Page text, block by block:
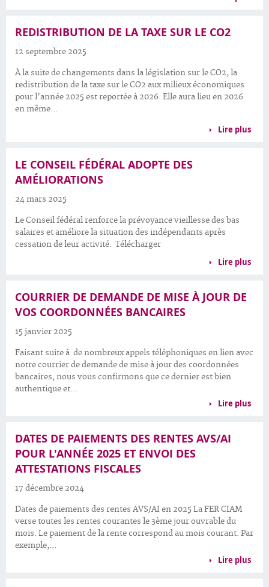
REDISTRIBUTION DE LA TAXE SUR LE CO2
12 septembre 2025
À la suite de changements dans la législation sur le CO2, la
redistribution de la taxe sur le CO2 aux milieux économiques
pour l’année 2025 est reportée à 2026. Elle aura lieu en 2026
en même...
Lire plus
LE CONSEIL FÉDÉRAL ADOPTE DES
AMÉLIORATIONS
24 mars 2025
Le Conseil fédéral renforce la prévoyance vieillesse des bas
salaires et améliore la situation des indépendants après
cessation de leur activité. Télécharger
Lire plus
COURRIER DE DEMANDE DE MISE À JOUR DE
VOS COORDONNÉES BANCAIRES
15 janvier 2025
Faisant suite à de nombreux appels téléphoniques en lien avec
notre courrier de demande de mise à jour des coordonnées
bancaires, nous vous confirmons que ce dernier est bien
authentique et...
Lire plus
DATES DE PAIEMENTS DES RENTES AVS/AI
POUR L'ANNÉE 2025 ET ENVOI DES
ATTESTATIONS FISCALES
17 décembre 2024
Dates de paiements des rentes AVS/AI en 2025 La FER CIAM
verse toutes les rentes courantes le 3ème jour ouvrable du
mois. Le paiement de la rente correspond au mois courant. Par
exemple,...
Lire plus